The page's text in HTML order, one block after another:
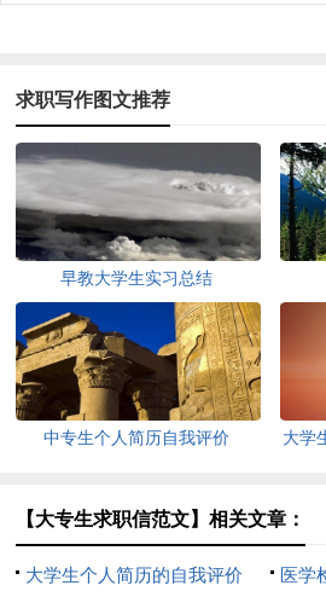
求职写作图文推荐
早教大学生实习总结
中专生个人简历自我评价 大学
【大专生求职信范文】相关文章：
大学生个人简历的自我评价
医学